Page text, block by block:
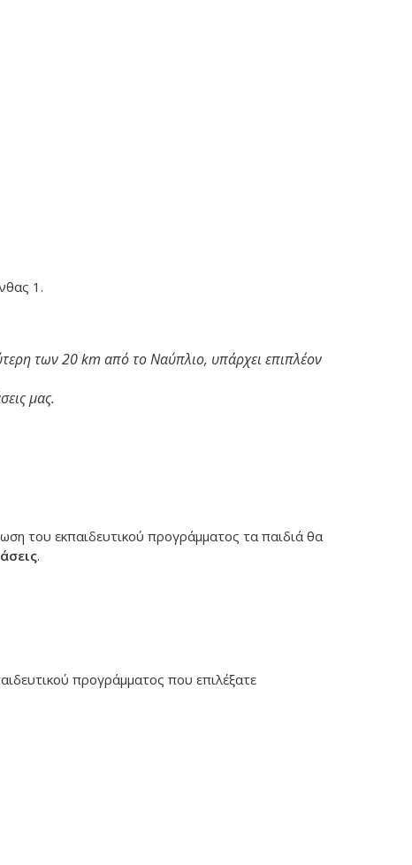
1.
των 20 km από το Ναύπλιο, υπάρχει επιπλέον
μας.
του εκπαιδευτικού προγράμματος τα παιδιά θα
.
προγράμματος που επιλέξατε